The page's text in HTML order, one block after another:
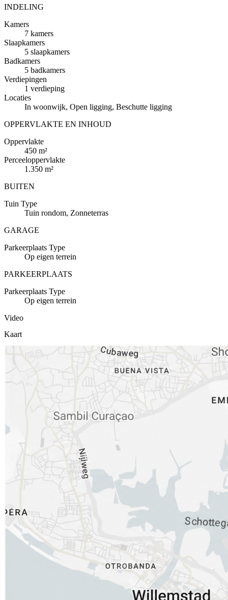
INDELING
Kamers
7 kamers
Slaapkamers
5 slaapkamers
Badkamers
5 badkamers
Verdiepingen
1 verdieping
Locaties
In woonwijk, Open ligging, Beschutte ligging
OPPERVLAKTE EN INHOUD
Oppervlakte
450 m²
Perceeloppervlakte
1.350 m²
BUITEN
Tuin Type
Tuin rondom, Zonneterras
GARAGE
Parkeerplaats Type
Op eigen terrein
PARKEERPLAATS
Parkeerplaats Type
Op eigen terrein
Video
Kaart